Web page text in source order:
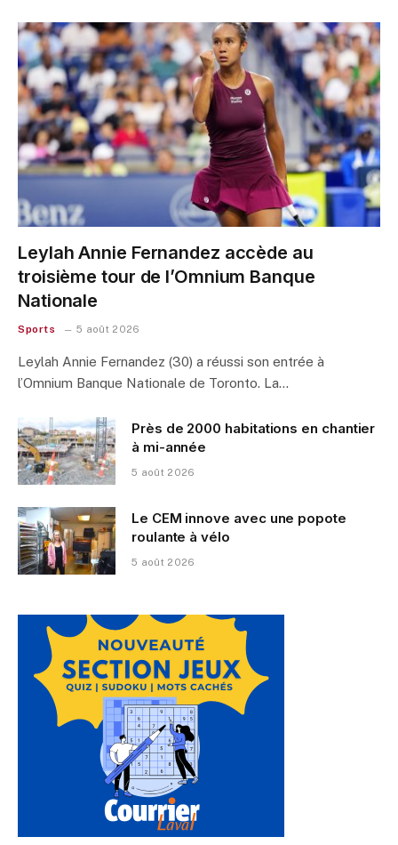
Leylah Annie Fernandez accède au
troisième tour de l’Omnium Banque
Nationale
Sports 5 août 2026
Leylah Annie Fernandez (30) a réussi son entrée à
l’Omnium Banque Nationale de Toronto. La…
Près de 2000 habitations en chantier
à mi-année
5 août 2026
Le CEM innove avec une popote
roulante à vélo
5 août 2026